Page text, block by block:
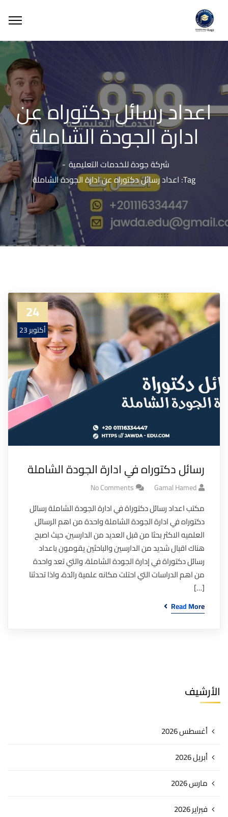
اعداد رسائل دكتوراه عن
ادارة الجودة الشاملة
شركة جودة للخدمات التعليمية
Tag: اعداد رسائل دكتوراه عن ادارة الجودة الشاملة
24
أكتوبر 23
رسائل دكتوراه في ادارة الجودة الشاملة
Gamal Hamed
No Comments
مكتب اعداد رسائل دكتوراة في ادارة الجودة الشاملة رسائل
دكتوراه في ادارة الجودة الشاملة واحدة من اهم الرسائل
العلميه الاكثر بحثا من قبل العديد من الدارسين، حيث اصبح
هناك اقبال شديد من الدارسين والباحثين يقومون باعداد
رسائل دكتوراة في إدارة الجودة الشاملة، والتي تعد واحدة
من اهم الدراسات التي احتلت مكانه علمية رائدة، واذا تحدثنا
[…]
Read More
الأرشيف
أغسطس 2026
أبريل 2026
مارس 2026
فبراير 2026